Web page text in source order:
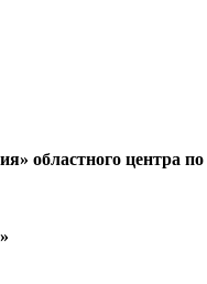
областного центра по